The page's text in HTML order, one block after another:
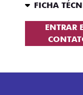
FICHA
ENTRAR